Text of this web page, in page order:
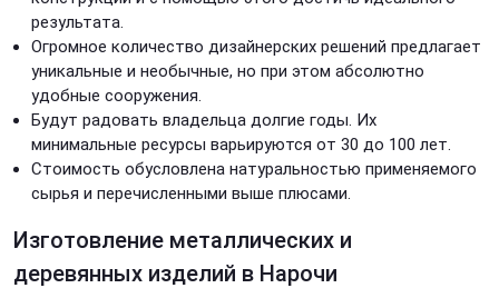
результата.
Огромное количество дизайнерских решений предлагает
уникальные и необычные, но при этом абсолютно
удобные сооружения.
Будут радовать владельца долгие годы. Их
минимальные ресурсы варьируются от 30 до 100 лет.
Стоимость обусловлена натуральностью применяемого
сырья и перечисленными выше плюсами.
Изготовление металлических и
деревянных изделий в Нарочи